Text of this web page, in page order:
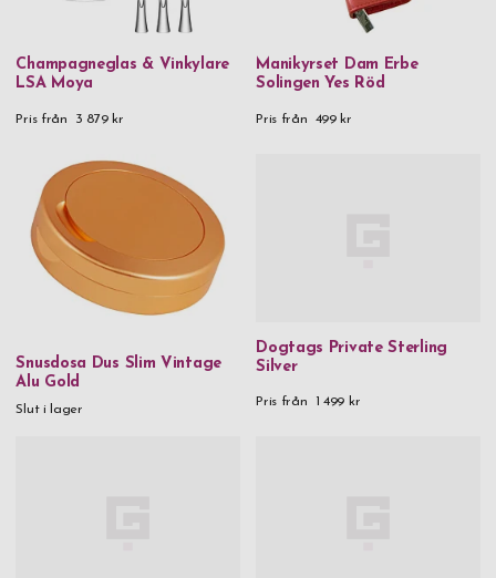
Champagneglas & Vinkylare
LSA Moya
Pris från 3 879 kr
Manikyrset Dam Erbe
Solingen Yes Röd
Pris från 499 kr
Snusdosa Dus Slim Vintage
Alu Gold
Slut i lager
Dogtags Private Sterling
Silver
Pris från 1 499 kr